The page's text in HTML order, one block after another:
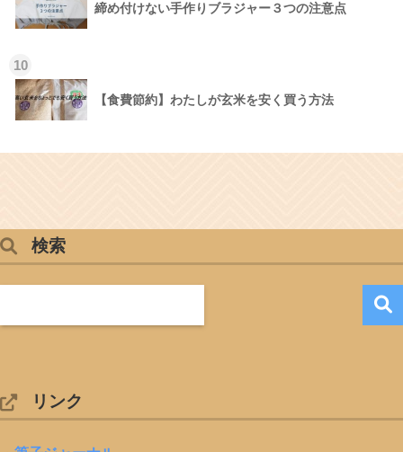
締め付けない手作りブラジャー３つの注意点
10
【食費節約】わたしが玄米を安く買う方法
検索
リンク